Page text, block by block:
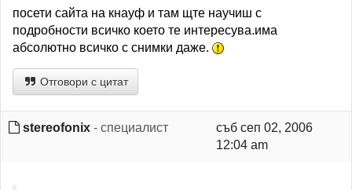
посети сайта на кнауф и там щте научиш с
подробности всичко което те интересува.има
абсолютно всичко с снимки даже.
Отговори с цитат
stereofonix - специалист
съб сеп 02, 2006
12:04 am